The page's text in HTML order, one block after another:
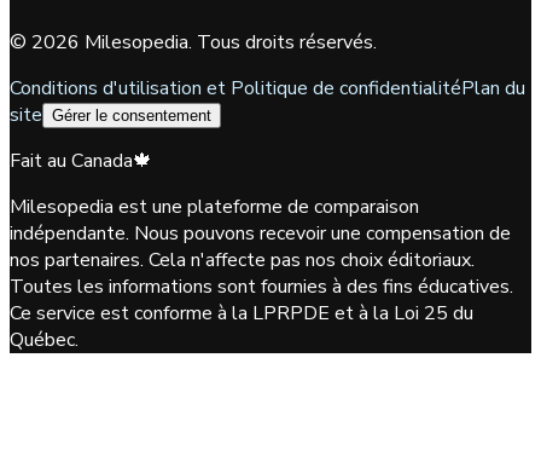
© 2026 Milesopedia. Tous droits réservés.
Conditions d'utilisation et Politique de confidentialitéPlan du
site Gérer le consentement
Fait au Canada🍁
Milesopedia est une plateforme de comparaison
indépendante. Nous pouvons recevoir une compensation de
nos partenaires. Cela n'affecte pas nos choix éditoriaux.
Toutes les informations sont fournies à des fins éducatives.
Ce service est conforme à la LPRPDE et à la Loi 25 du
Québec.